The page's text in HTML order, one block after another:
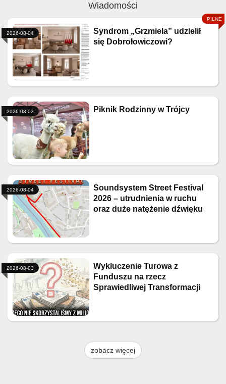
Wiadomości
Syndrom „Grzmiela” udzielił
się Dobrołowiczowi?
2026-08-04
Piknik Rodzinny w Trójcy
2026-08-03
Soundsystem Street Festival
2026 – utrudnienia w ruchu
oraz duże natężenie dźwięku
2026-08-04
Wykluczenie Turowa z
Funduszu na rzecz
Sprawiedliwej Transformacji
2026-08-03
zobacz więcej